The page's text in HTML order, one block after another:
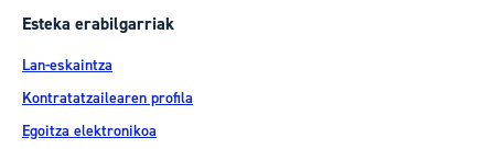
Esteka erabilgarriak
Lan-eskaintza
Kontratatzailearen profila
Egoitza elektronikoa